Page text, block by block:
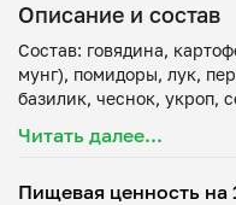
Описание и состав
Состав: говядина,
мунг), помидоры, лук,
Читать далее...
Пищевая ценность на